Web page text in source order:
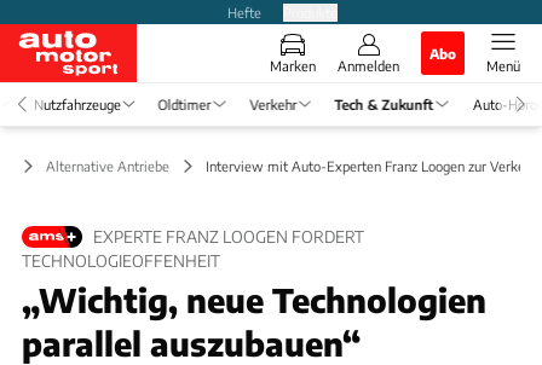
Hefte
Marken Anmelden
Abo
Menü
Nutzfahrzeuge Oldtimer Verkehr Tech & Zukunft Auto-
Alternative Antriebe Interview mit Auto-Experten Franz Loogen zur
EXPERTE FRANZ LOOGEN FORDERT
TECHNOLOGIEOFFENHEIT
„Wichtig, neue Technologien
parallel auszubauen“